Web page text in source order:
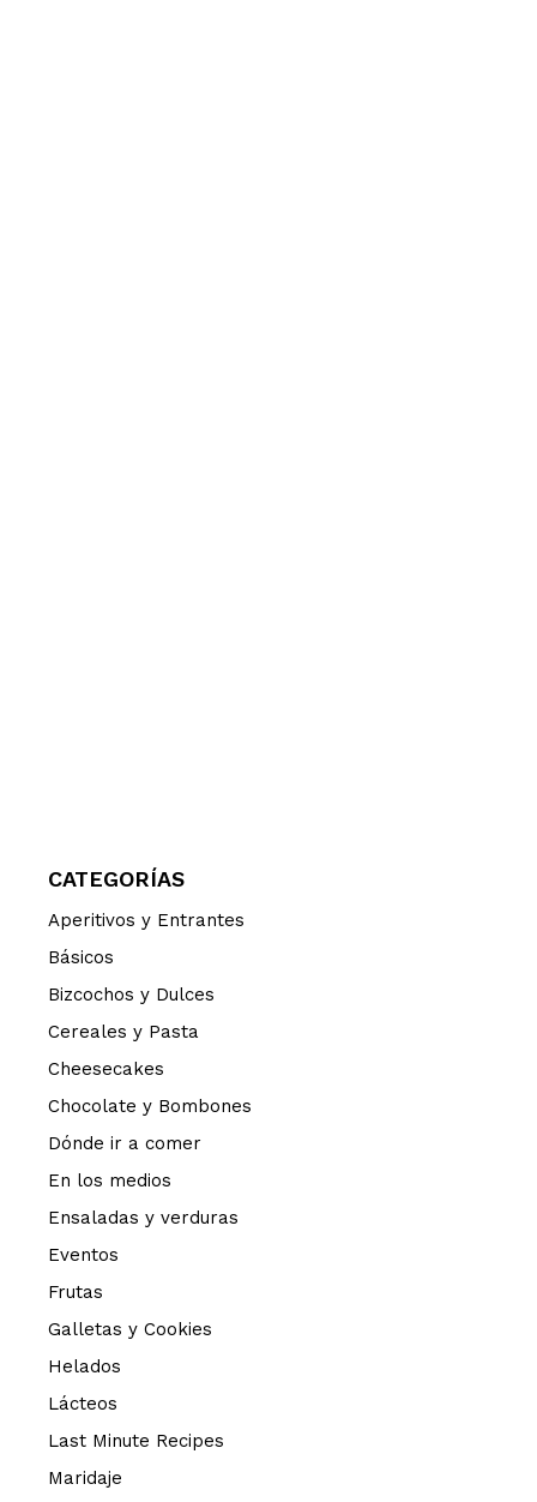
CATEGORÍAS
Aperitivos y Entrantes
Básicos
Bizcochos y Dulces
Cereales y Pasta
Cheesecakes
Chocolate y Bombones
Dónde ir a comer
En los medios
Ensaladas y verduras
Eventos
Frutas
Galletas y Cookies
Helados
Lácteos
Last Minute Recipes
Maridaje